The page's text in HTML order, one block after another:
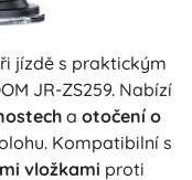
jízdě s praktickým
JR-ZS259. Nabízí
a otočení o
Kompatibilní s
vložkami proti